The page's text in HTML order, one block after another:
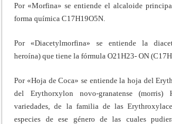
Por «Morfina» se entiende el alcaloide
forma química C17H19O5N.
Por «Diacetylmorfina» se entiende la
heroína) que tiene la fórmula O21H23- ON
Por «Hoja de Coca» se entiende la hoja del
del Erythorxylon novo-granatense
variedades, de la familia de las
especies de ese género de las cuales